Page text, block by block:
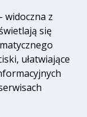
widoczna z
się
ułatwiające